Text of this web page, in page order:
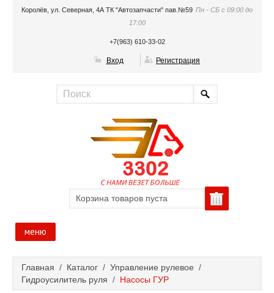
Королёв, ул. Северная, 4А ТК "Автозапчасти" пав.№59 Пн - СБ с 09:00 до
17:00
+7(963) 610-33-02
Вход Регистрация
Корзина товаров пуста
меню
Каталог
Главная / Каталог / Управление рулевое /
Гидроусилитель руля / Насосы ГУР